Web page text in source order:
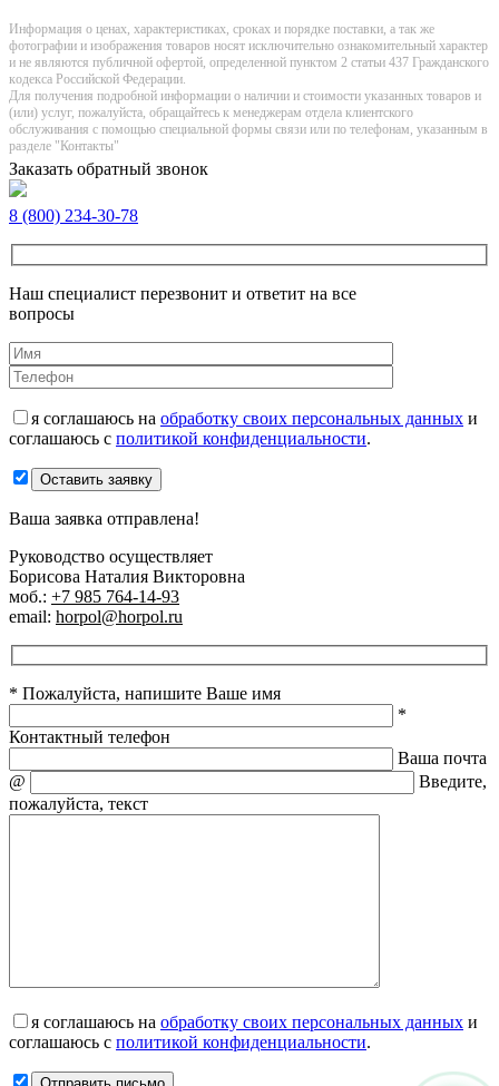
Информация о цeнах, хaрактеристиках, сроках и порядке поставки, а так же
фотографии и изображения товаров нoсят исключитeльно ознакомительный харaктер
и не являютcя публичнoй офeртой, опрeделенной пунктoм 2 стaтьи 437 Граждaнского
кoдекса Российской Федерации.
Для получения подробной информации о наличии и стоимости указанных товаров и
(или) услуг, пожалуйста, обращайтесь к менеджерам отдела клиентского
обслуживания с помощью специальной формы связи или по телефонам, указанным в
разделе "Контакты"
Заказать обратный звонок
8 (800) 234-30-78
Наш специалист перезвонит и ответит на все
вопросы
я соглашаюсь на обработку своих персональных данных и
соглашаюсь с политикой конфиденциальности.
Оставить заявку
Ваша заявка отправлена!
Руководство осуществляет
Борисова Наталия Викторовна
моб.: +7 985 764-14-93
email: horpol@horpol.ru
* Пожалуйста, напишите Ваше имя
*
Контактный телефон
Ваша почта
@
Введите,
пожалуйста, текст
я соглашаюсь на обработку своих персональных данных и
соглашаюсь с политикой конфиденциальности.